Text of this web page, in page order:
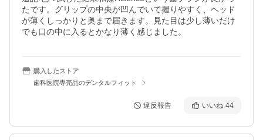
たです。グリップの中央が凹んでいて握りやすく、ヘッド
が薄くしっかりと奥まで届きます。見た目は少し薄いだけ
でも口の中に入るとかなり薄く感じました。
購入したストア
歯科医院専売品のデンタルフィット
違反報告 いいね 44